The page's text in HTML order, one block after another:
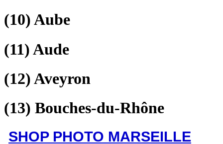
(10)Aube
(11)Aude
(12)Aveyron
(13) Bouches-du-Rhône
SHOP PHOTO MARSEILLE